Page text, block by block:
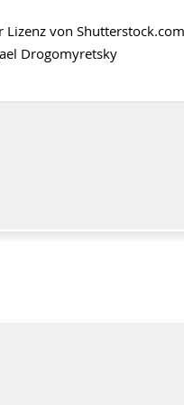
Lizenz von
Drogomyretsky